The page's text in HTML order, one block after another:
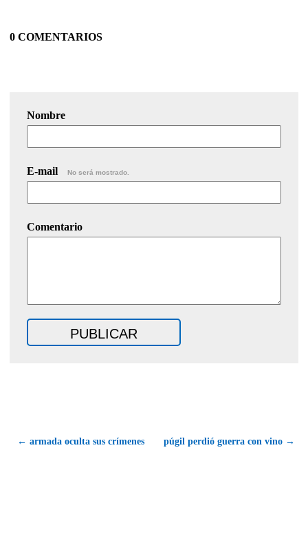
0 COMENTARIOS
Nombre
E-mail No será mostrado.
Comentario
← armada oculta sus crímenes púgil perdió guerra con vino →